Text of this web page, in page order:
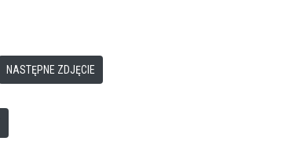
NASTĘPNE ZDJĘCIE